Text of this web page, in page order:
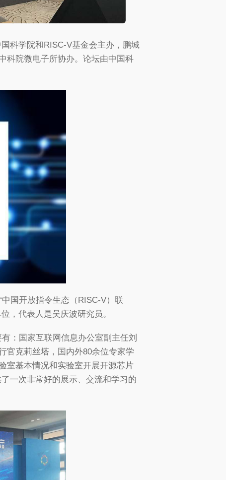
科学院和RISC-V基金会主办，鹏城
科院微电子所协办。论坛由中国科
国开放指令生态（RISC-V）联
，代表人是吴庆波研究员。
：国家互联网信息办公室副主任刘
官克莉丝塔，国内外80余位专家学
室基本情况和实验室开展开源芯片
一次非常好的展示、交流和学习的